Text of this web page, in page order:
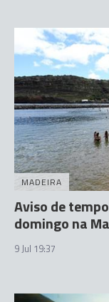
MADEIRA
Aviso de
domingo na
9 Jul 19:37